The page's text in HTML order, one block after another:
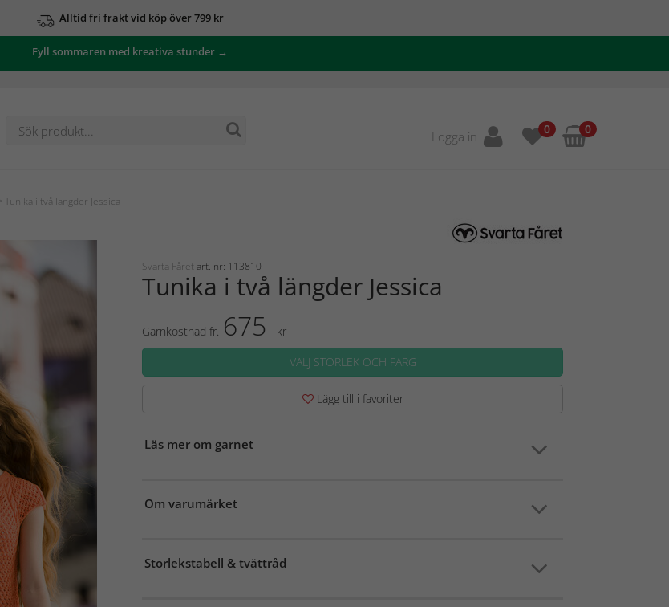
Alltid fri frakt vid köp över 799 kr
Fyll sommaren med kreativa stunder →
Logga in 0 0
> Tunika i två längder Jessica
Svarta Fåret art. nr: 113810
Tunika i två längder Jessica
Garnkostnad fr. 675
kr
VÄLJ STORLEK OCH FÄRG
Lägg till i favoriter
Läs mer om garnet
Om varumärket
Storlekstabell & tvättråd